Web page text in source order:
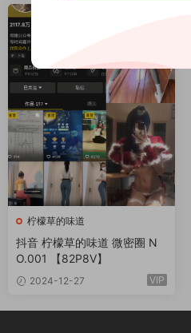
柠檬草的味道
抖音 柠檬草的味道 微密圈 N
O.001 【82P8V】
2024-12-27 VIP